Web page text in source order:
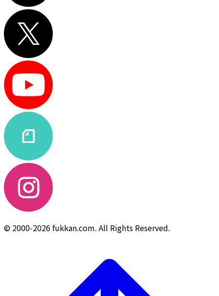
© 2000-2026 fukkan.com. All Rights Reserved.